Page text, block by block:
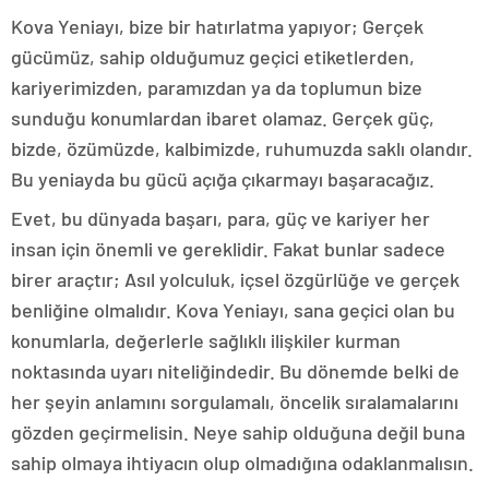
Kova Yeniayı, bize bir hatırlatma yapıyor; Gerçek
gücümüz, sahip olduğumuz geçici etiketlerden,
kariyerimizden, paramızdan ya da toplumun bize
sunduğu konumlardan ibaret olamaz. Gerçek güç,
bizde, özümüzde, kalbimizde, ruhumuzda saklı olandır.
Bu yeniayda bu gücü açığa çıkarmayı başaracağız.
Evet, bu dünyada başarı, para, güç ve kariyer her
insan için önemli ve gereklidir. Fakat bunlar sadece
birer araçtır; Asıl yolculuk, içsel özgürlüğe ve gerçek
benliğine olmalıdır. Kova Yeniayı, sana geçici olan bu
konumlarla, değerlerle sağlıklı ilişkiler kurman
noktasında uyarı niteliğindedir. Bu dönemde belki de
her şeyin anlamını sorgulamalı, öncelik sıralamalarını
gözden geçirmelisin. Neye sahip olduğuna değil buna
sahip olmaya ihtiyacın olup olmadığına odaklanmalısın.